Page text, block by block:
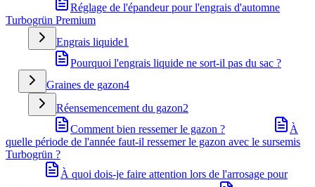
Réglage de l'épandeur pour l'engrais d'automne
Turbogrün Premium
Engrais liquide1
Pourquoi l'engrais liquide ne sort-il pas du sac ?
Graines de gazon4
Réensemencement du gazon2
Comment bien ressemer le gazon ?
À
quelle période de l'année faut-il ressemer le gazon avec le sursemis
Turbogrün ?
À quoi dois-je faire attention lors de l'arrosage pour